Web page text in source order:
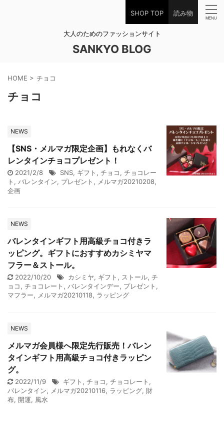
SHOP TOP 読み物
大人のためのファッションサイト
SANKYO BLOG
HOME > チョコ
チョコ
NEWS
【SNS・メルマガ限定企画】もれなくバ
レンタインチョコプレゼント！
2021/2/8 SNS, ギフト , チョコ, チョコレー
ト , バレンタイン, プレゼント , メルマガ20210208,
企画
NEWS
バレンタインギフト用高級チョコ付きラ
ッピング。ギフトにおすすめカシミヤマ
フラー＆ストール。
2022/10/20 カシミヤ, ギフト , ストール, チ
ョコ, チョコレート , バレンタインデー, プレゼント ,
マフラー, メルマガ20210118, ラッピング
NEWS
メルマガ会員様へ限定先行販売！バレン
タインギフト用高級チョコ付きラッピン
グ。
2022/11/9 ギフト , チョコ, チョコレート ,
バレンタイン, メルマガ20210116, ラッピング, 財
布, 開運, 風水